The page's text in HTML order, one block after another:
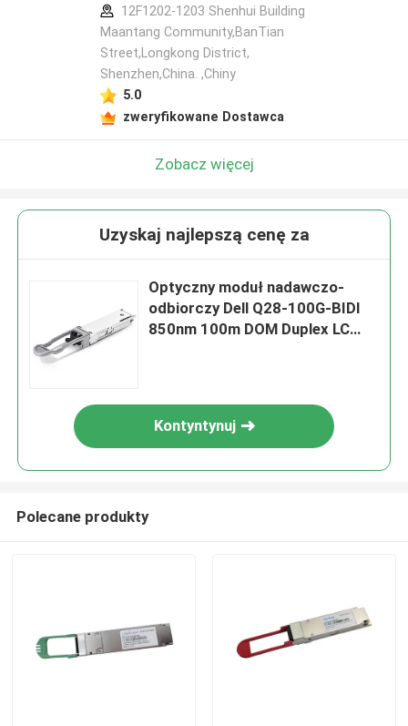
12F1202-1203 Shenhui Building
Maantang Community,BanTian
Street,Longkong District,
Shenzhen,China. ,Chiny
5.0
zweryfikowane Dostawca
Zobacz więcej
Uzyskaj najlepszą cenę za
Optyczny moduł nadawczo-
odbiorczy Dell Q28-100G-BIDI
850nm 100m DOM Duplex LC
Kontyntynuj
Polecane produkty